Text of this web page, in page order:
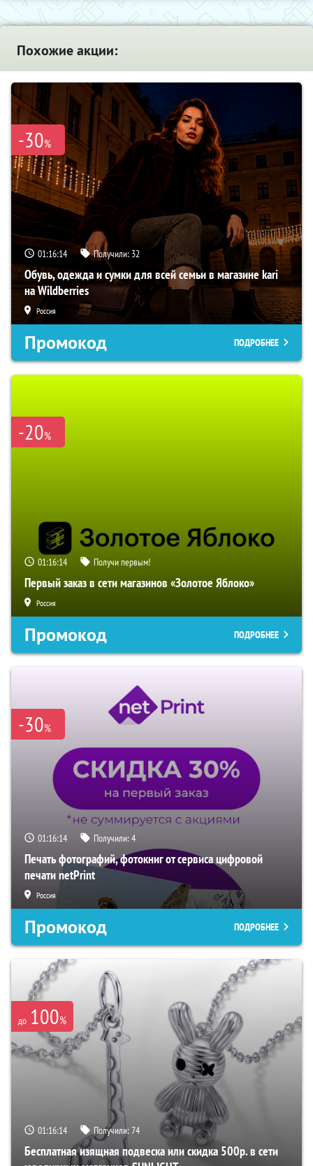
Похожие акции:
-30%
01:16:13 Получили: 32
Обувь, одежда и сумки для всей семьи в магазине kari
на Wildberries
Россия
Промокод ПОДРОБНЕЕ
-20%
01:16:13 Получи первым!
Первый заказ в сети магазинов «Золотое Яблоко»
Россия
Промокод ПОДРОБНЕЕ
-30%
01:16:13 Получили:4
Печать фотографий, фотокниг от сервиса цифровой
печати netPrint
Россия
Промокод ПОДРОБНЕЕ
до 100%
01:16:13 Получили:74
Бесплатная изящная подвеска или скидка 500р. в сети